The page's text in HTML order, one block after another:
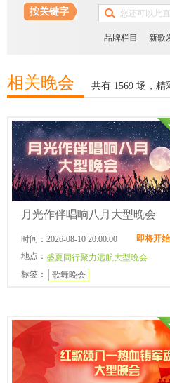
按关键字
品牌栏目 新歌
相关晚会 共有 1569 场，精
月光作伴唱响八月大型晚会
时间：2026-08-10 20:00:00
地点： 盛夏同行聚力远航大型晚会
标签：
歌舞晚会
即将开始